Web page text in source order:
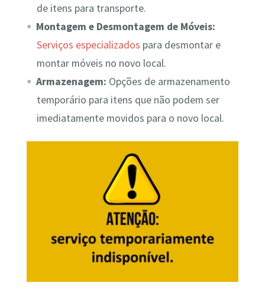
de itens para transporte.
Montagem e Desmontagem de Móveis:
Serviços especializados para desmontar e
montar móveis no novo local.
Armazenagem: Opções de armazenamento
temporário para itens que não podem ser
imediatamente movidos para o novo local.